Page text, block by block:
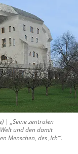
| „Seine zentralen
und den damit
Menschen, des ,Ich‘“.